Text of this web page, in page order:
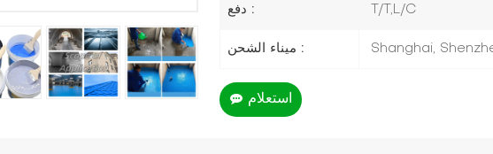
دفع : T/T,L/C
ميناء الشحن : Shanghai,
استعلام